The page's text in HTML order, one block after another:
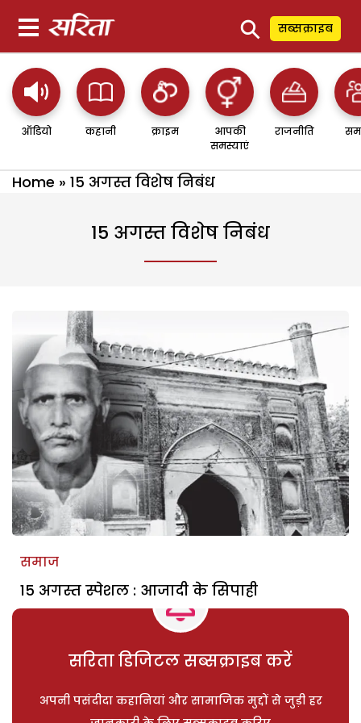
⚲ सब्सक्राइब
ऑडियो कहानी क्राइम
आपकी
समस्याएं
राजनीति
Home » 15 अगस्त विशेष निबंध
15 अगस्त विशेष निबंध
समाज
15 अगस्त स्पेशल : आजादी के सिपाही
सरिता डिजिटल सब्सक्राइब करें
अपनी पसंदीदा कहानियां और सामाजिक मुद्दों से जुड़ी हर